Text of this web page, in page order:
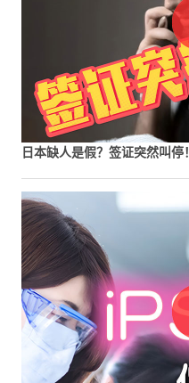
日本缺人是假？签证突然叫停！